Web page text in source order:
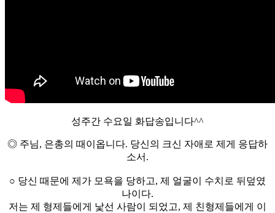
성주간 수요일 화답송입니다^^
◎ 주님, 은총의 때이옵니다. 당신의 크신 자애로 제게 응답하
소서.
○ 당신 때문에 제가 모욕을 당하고, 제 얼굴이 수치로 뒤덮였
나이다.
저는 제 형제들에게 낯선 사람이 되었고, 제 친형제들에게 이